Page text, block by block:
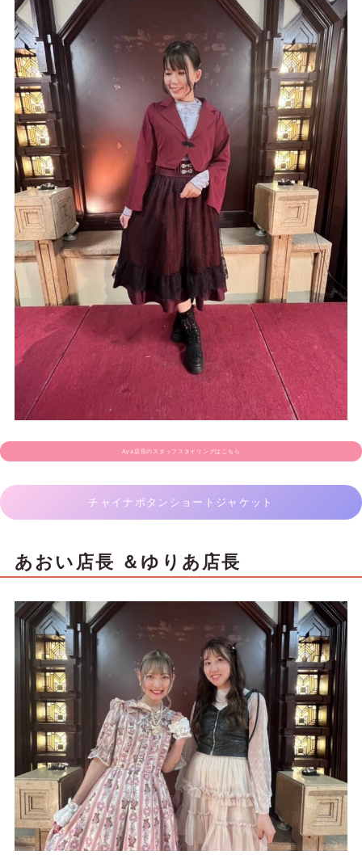
Aya店長のスタッフスタイリングはこちら
チャイナボタンショートジャケット
あおい店長 ＆ゆりあ店長